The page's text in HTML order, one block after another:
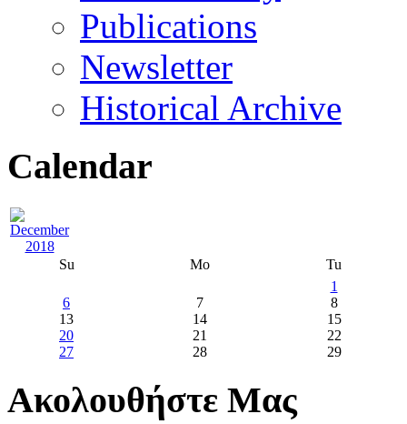
Publications
Newsletter
Historical Archive
Calendar
Su Mo
Tu
1
6
7
8
13
14
15
20
21
22
27
28 29
Ακολουθήστε Μας